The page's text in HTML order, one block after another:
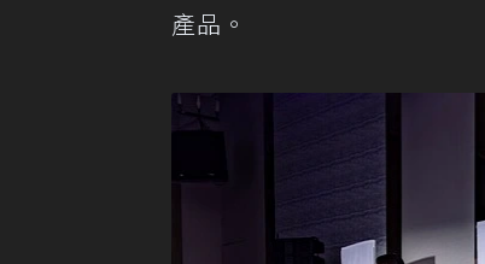
產品。